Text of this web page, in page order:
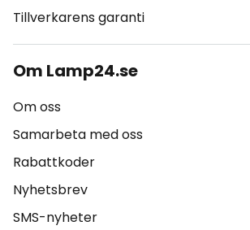
Tillverkarens garanti
Om Lamp24.se
Om oss
Samarbeta med oss
Rabattkoder
Nyhetsbrev
SMS-nyheter